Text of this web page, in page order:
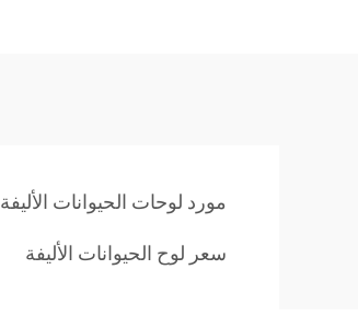
مورد لوحات الحيوانات الأليفة
سعر لوح الحيوانات الأليفة